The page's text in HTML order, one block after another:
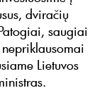
dviračių
saugiai
Lietuvos